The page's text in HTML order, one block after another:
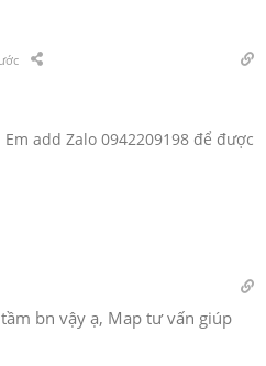
add Zalo 0942209198 để được
bn vậy ạ, Map tư vấn giúp